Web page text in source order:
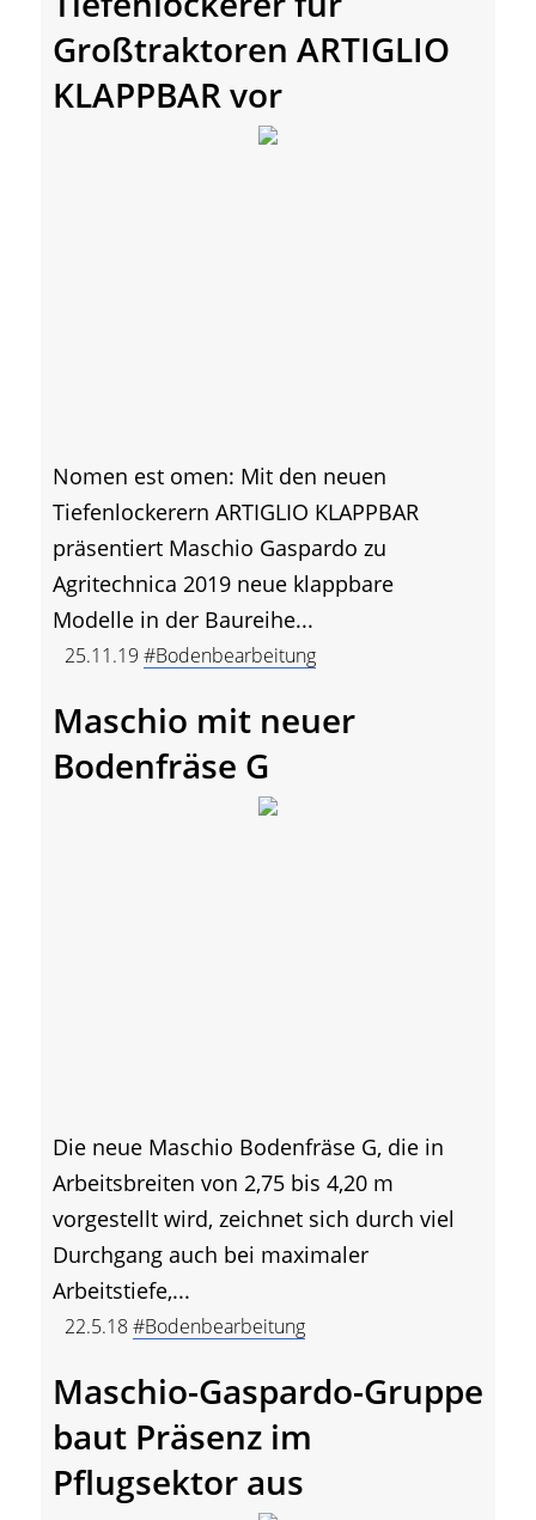
Großtraktoren ARTIGLIO
KLAPPBAR vor
Nomen est omen: Mit den neuen
Tiefenlockerern ARTIGLIO KLAPPBAR
präsentiert Maschio Gaspardo zu
Agritechnica 2019 neue klappbare
Modelle in der Baureihe...
25.11.19 #Bodenbearbeitung
Maschio mit neuer
Bodenfräse G
Die neue Maschio Bodenfräse G, die in
Arbeitsbreiten von 2,75 bis 4,20 m
vorgestellt wird, zeichnet sich durch viel
Durchgang auch bei maximaler
Arbeitstiefe,...
22.5.18#Bodenbearbeitung
Maschio-Gaspardo-Gruppe
baut Präsenz im
Pflugsektor aus